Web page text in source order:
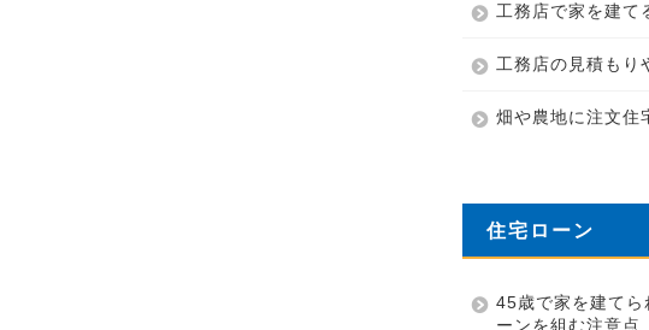
工務店で家を建て
工務店の見積もり
畑や農地に注文住
住宅ローン
45歳で家を建てら
ーンを組む注意点